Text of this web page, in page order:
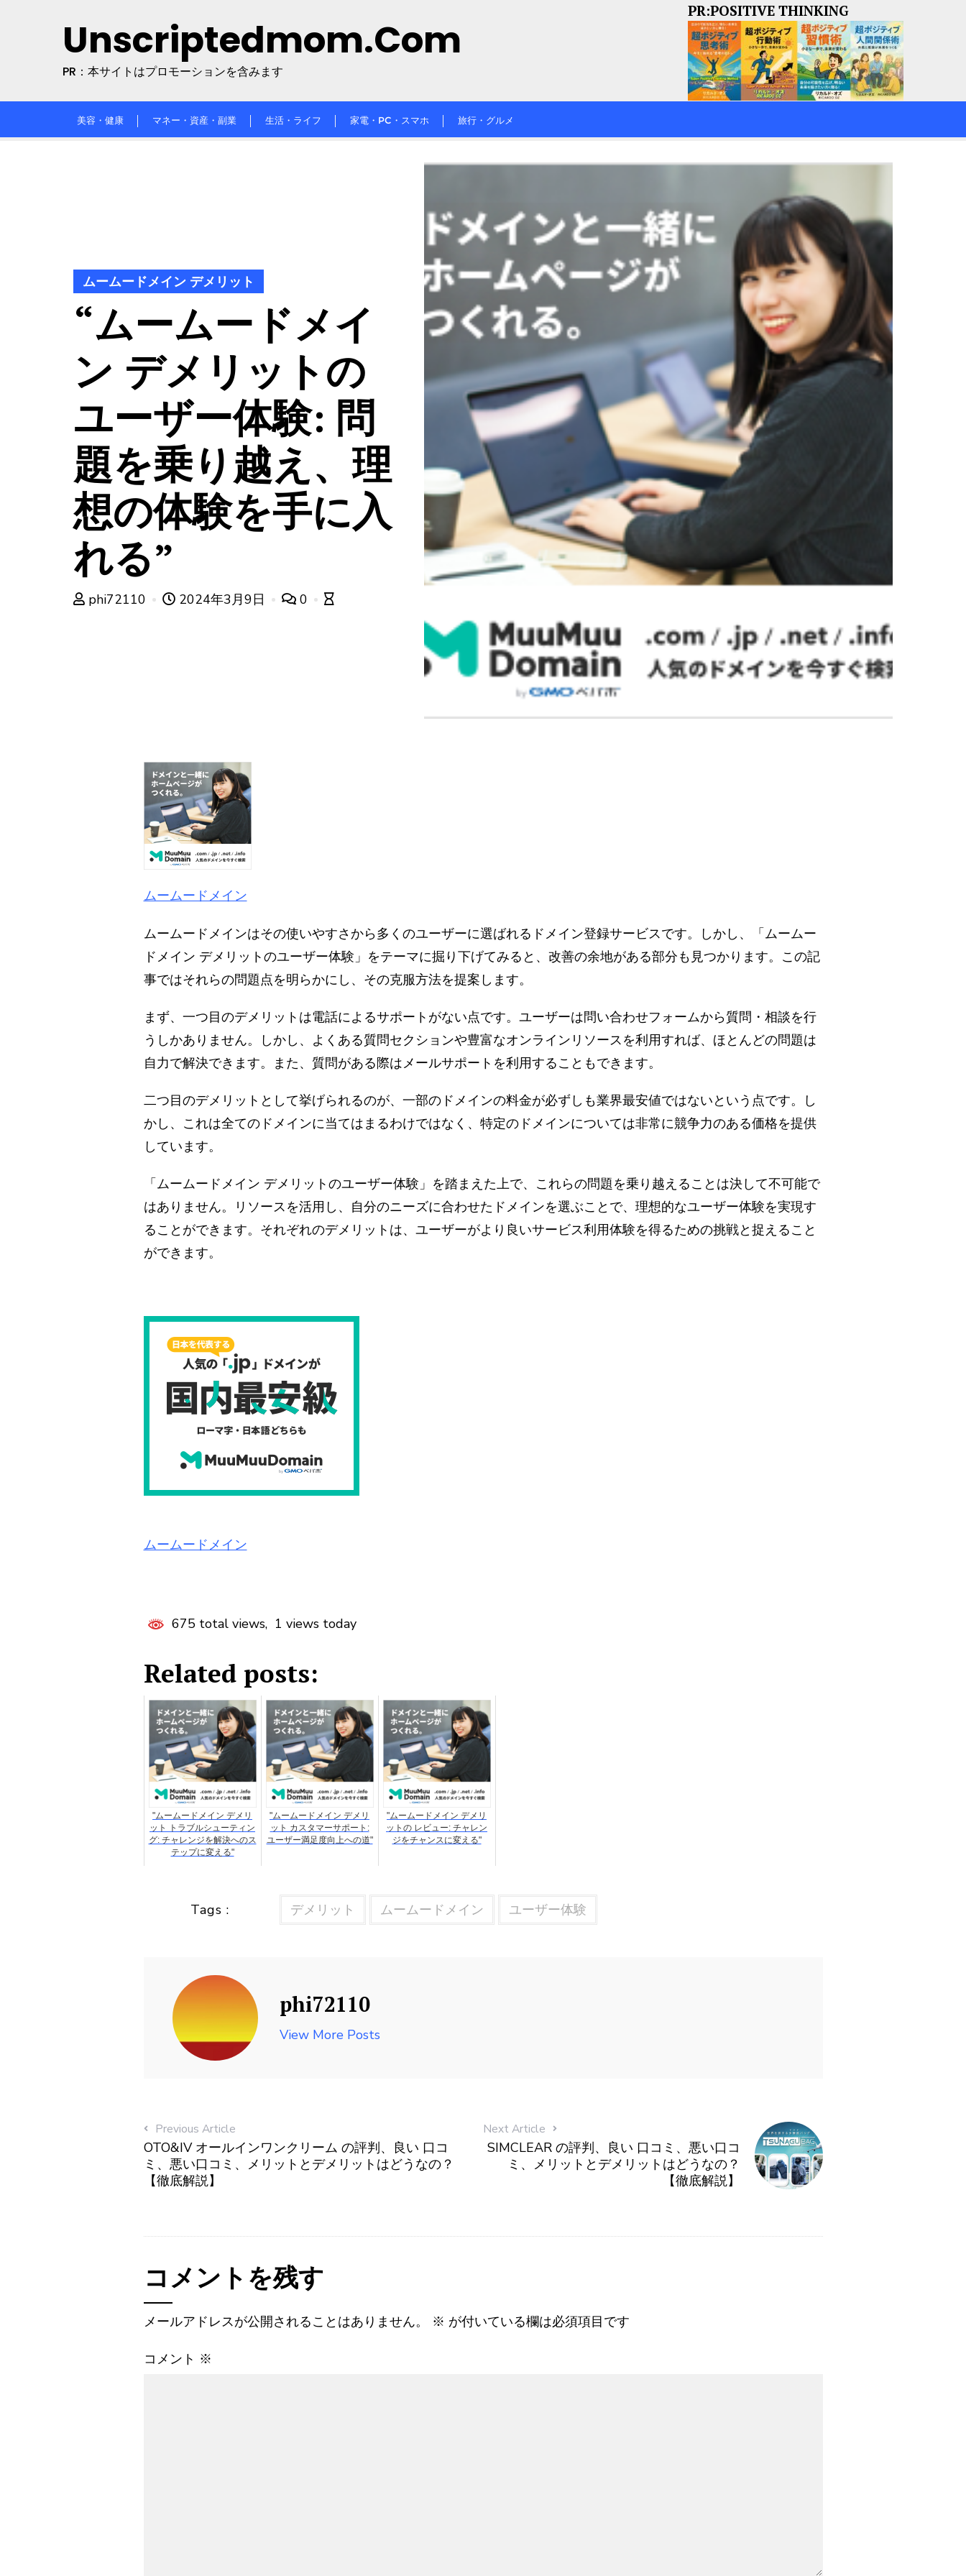
Unscriptedmom.com
PR：本サイトはプロモーションを含みます
PR:POSITIVE THINKING
美容・健康 マネー・資産・副業 生活・ライフ 家電・PC・スマホ 旅行・グルメ
ムームードメイン デメリット
“ムームードメイ
ン デメリットの
ユーザー体験: 問
題を乗り越え、理
想の体験を手に入
れる”
phi72110 2024年3月9日 0
ムームードメイン
ムームードメインはその使いやすさから多くのユーザーに選ばれるドメイン登録サービスです。しかし、「ムームー
ドメイン デメリットのユーザー体験」をテーマに掘り下げてみると、改善の余地がある部分も見つかります。この記
事ではそれらの問題点を明らかにし、その克服方法を提案します。
まず、一つ目のデメリットは電話によるサポートがない点です​​。ユーザーは問い合わせフォームから質問・相談を行
うしかありません。しかし、よくある質問セクションや豊富なオンラインリソースを利用すれば、ほとんどの問題は
自力で解決できます。また、質問がある際はメールサポートを利用することもできます​。
二つ目のデメリットとして挙げられるのが、一部のドメインの料金が必ずしも業界最安値ではないという点です​。し
かし、これは全てのドメインに当てはまるわけではなく、特定のドメインについては非常に競争力のある価格を提供
しています。
「ムームードメイン デメリットのユーザー体験」を踏まえた上で、これらの問題を乗り越えることは決して不可能で
はありません。リソースを活用し、自分のニーズに合わせたドメインを選ぶことで、理想的なユーザー体験を実現す
ることができます。それぞれのデメリットは、ユーザーがより良いサービス利用体験を得るための挑戦と捉えること
ができます。
ムームードメイン
675 total views, 1 views today
Related posts:
"ムームードメイン デメリ
ット トラブルシューティン
グ: チャレンジを解決へのス
テップに変える"
"ムームードメイン デメリ
ット カスタマーサポート:
ユーザー満足度向上への道"
"ムームードメイン デメリ
ットの レビュー: チャレン
ジをチャンスに変える"
Tags : デメリット ムームードメイン ユーザー体験
phi72110
View More Posts
Previous Article
OTO&IV オールインワンクリーム の評判、良い 口コ
ミ、悪い口コミ、メリットとデメリットはどうなの？
【徹底解説】
Next Article
SIMCLEAR の評判、良い 口コミ、悪い口コ
ミ、メリットとデメリットはどうなの？
【徹底解説】
コメントを残す
メールアドレスが公開されることはありません。 ※ が付いている欄は必須項目です
コメント ※